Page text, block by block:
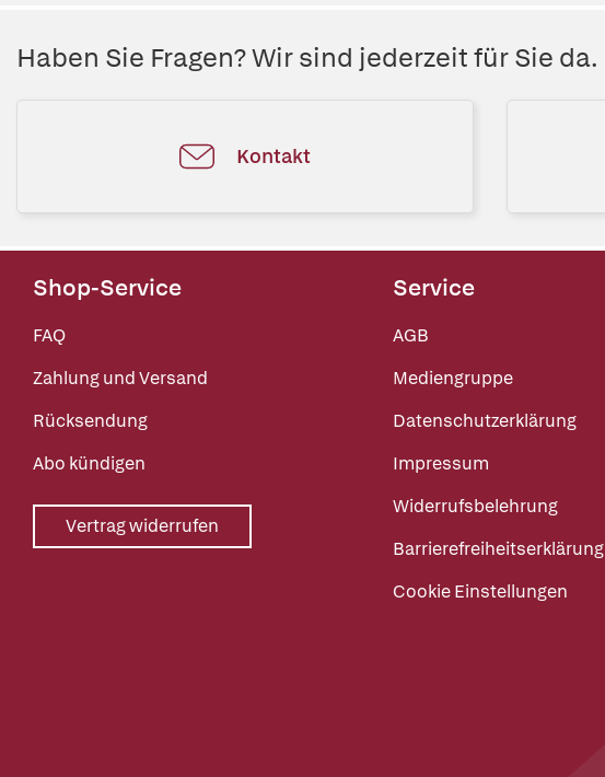
Haben Sie Fragen? Wir sind jederzeit für Sie da.
Kontakt
Shop-Service
FAQ
Zahlung und Versand
Rücksendung
Abo kündigen
Vertrag widerrufen
Service
AGB
Mediengruppe
Datenschutzerklärung
Impressum
Widerrufsbelehrung
Barrierefreiheitserklärung
Cookie Einstellungen